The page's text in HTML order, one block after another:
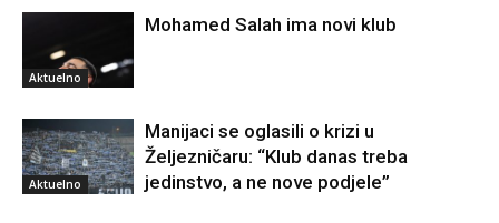
Aktuelno
Mohamed Salah ima novi klub
Aktuelno
Manijaci se oglasili o krizi u
Željezničaru: “Klub danas treba
jedinstvo, a ne nove podjele”